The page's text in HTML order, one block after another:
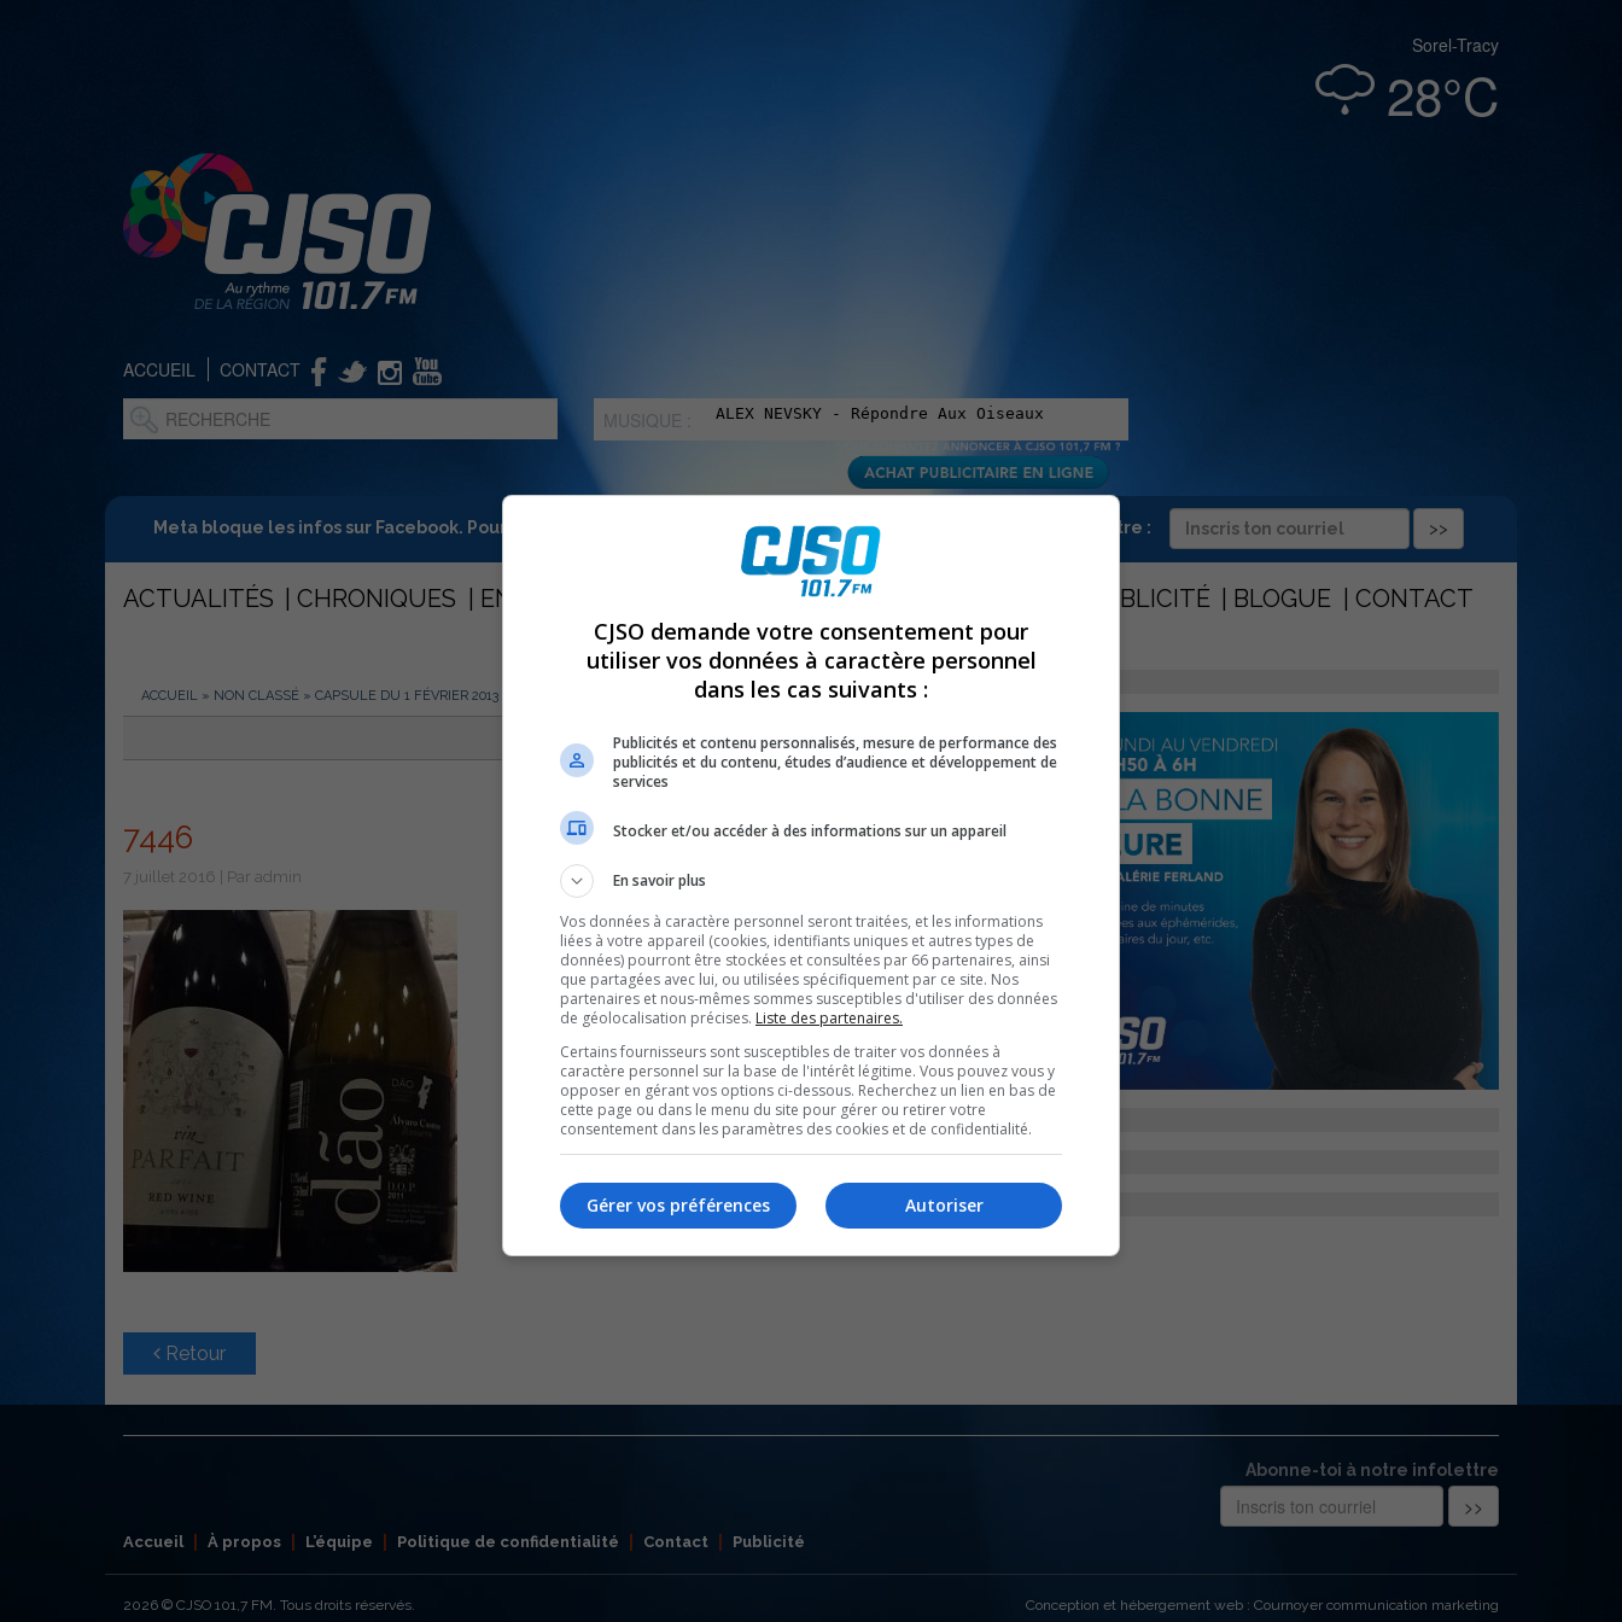
Sorel-Tracy
28°C
ACCUEIL CONTACT
MUSIQUE :
Meta bloque les infos sur Facebook. Pour ne rien manquer à Sorel-Tracy et la région, abonne-toi à notre infolettre :
ACTUALITÉS CHRONIQUES ENTREVUES ÉMISSIONS PUBLICITÉ BLOGUE CONTACT
ACCUEIL » NON CLASSÉ » CAPSULE DU 1 FÉVRIER 2013
PARTAGEZ
7446
7 juillet 2016 | Par admin
Retour
Abonne-toi à notre infolettre
Accueil À propos L’équipe Politique de confidentialité Contact Publicité
2026 © CJSO 101,7 FM. Tous droits réservés. Conception et hébergement web : Cournoyer communication marketing
CJSO demande votre consentement pour
utiliser vos données à caractère personnel
dans les cas suivants :
Publicités et contenu personnalisés, mesure de performance des
publicités et du contenu, études d’audience et développement de
services
Stocker et/ou accéder à des informations sur un appareil
En savoir plus
Vos données à caractère personnel seront traitées, et les informations
liées à votre appareil (cookies, identifiants uniques et autres types de
données) pourront être stockées et consultées par 66 partenaires, ainsi
que partagées avec lui, ou utilisées spécifiquement par ce site. Nos
partenaires et nous-mêmes sommes susceptibles d'utiliser des données
de géolocalisation précises. Liste des partenaires.
Certains fournisseurs sont susceptibles de traiter vos données à
caractère personnel sur la base de l'intérêt légitime. Vous pouvez vous y
opposer en gérant vos options ci-dessous. Recherchez un lien en bas de
cette page ou dans le menu du site pour gérer ou retirer votre
consentement dans les paramètres des cookies et de confidentialité.
Autoriser
Gérer vos préférences